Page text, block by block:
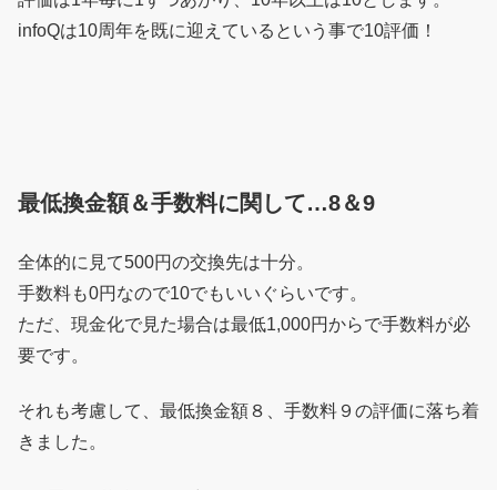
infoQは10周年を既に迎えているという事で10評価！
最低換金額＆手数料に関して…8＆9
全体的に見て500円の交換先は十分。
手数料も0円なので10でもいいぐらいです。
ただ、現金化で見た場合は最低1,000円からで手数料が必
要です。
それも考慮して、最低換金額８、手数料９の評価に落ち着
きました。